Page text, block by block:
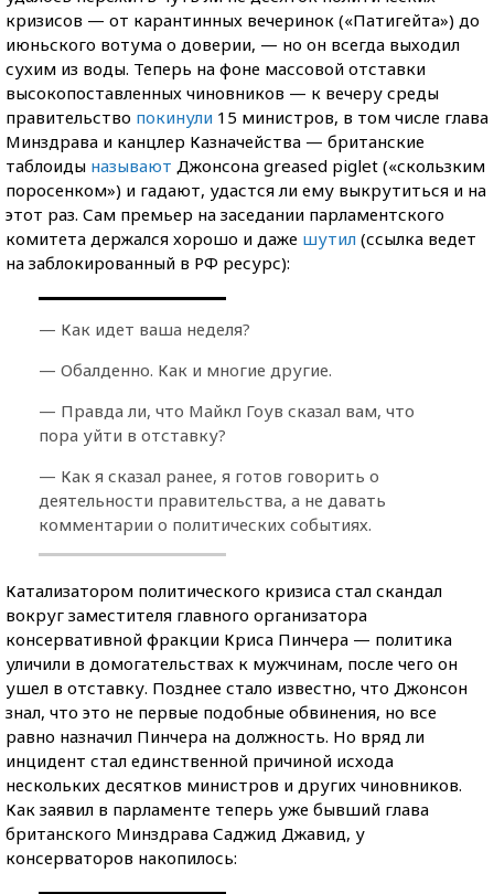
кризисов — от карантинных вечеринок («Патигейта») до
июньского вотума о доверии, — но он всегда выходил
сухим из воды. Теперь на фоне массовой отставки
высокопоставленных чиновников — к вечеру среды
правительство покинули 15 министров, в том числе глава
Минздрава и канцлер Казначейства — британские
таблоиды называют Джонсона greased piglet («скользким
поросенком») и гадают, удастся ли ему выкрутиться и на
этот раз. Сам премьер на заседании парламентского
комитета держался хорошо и даже шутил (ссылка ведет
на заблокированный в РФ ресурс):
— Как идет ваша неделя?
— Обалденно. Как и многие другие.
— Правда ли, что Майкл Гоув сказал вам, что
пора уйти в отставку?
— Как я сказал ранее, я готов говорить о
деятельности правительства, а не давать
комментарии о политических событиях.
Катализатором политического кризиса стал скандал
вокруг заместителя главного организатора
консервативной фракции Криса Пинчера — политика
уличили в домогательствах к мужчинам, после чего он
ушел в отставку. Позднее стало известно, что Джонсон
знал, что это не первые подобные обвинения, но все
равно назначил Пинчера на должность. Но вряд ли
инцидент стал единственной причиной исхода
нескольких десятков министров и других чиновников.
Как заявил в парламенте теперь уже бывший глава
британского Минздрава Саджид Джавид, у
консерваторов накопилось: